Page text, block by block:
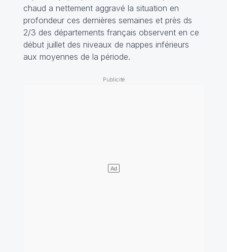
chaud a nettement aggravé la situation en
profondeur ces dernières semaines et près ds
2/3 des départements français observent en ce
début juillet des niveaux de nappes inférieurs
aux moyennes de la période.